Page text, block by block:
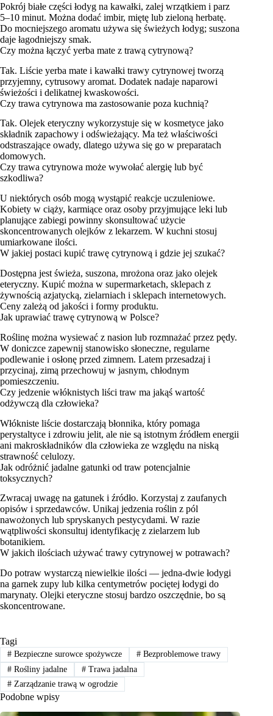
Pokrój białe części łodyg na kawałki, zalej wrzątkiem i parz
5–10 minut. Można dodać imbir, miętę lub zieloną herbatę.
Do mocniejszego aromatu używa się świeżych łodyg; suszona
daje łagodniejszy smak.
Czy można łączyć yerba mate z trawą cytrynową?
Tak. Liście yerba mate i kawałki trawy cytrynowej tworzą
przyjemny, cytrusowy aromat. Dodatek nadaje naparowi
świeżości i delikatnej kwaskowości.
Czy trawa cytrynowa ma zastosowanie poza kuchnią?
Tak. Olejek eteryczny wykorzystuje się w kosmetyce jako
składnik zapachowy i odświeżający. Ma też właściwości
odstraszające owady, dlatego używa się go w preparatach
domowych.
Czy trawa cytrynowa może wywołać alergię lub być
szkodliwa?
U niektórych osób mogą wystąpić reakcje uczuleniowe.
Kobiety w ciąży, karmiące oraz osoby przyjmujące leki lub
planujące zabiegi powinny skonsultować użycie
skoncentrowanych olejków z lekarzem. W kuchni stosuj
umiarkowane ilości.
W jakiej postaci kupić trawę cytrynową i gdzie jej szukać?
Dostępna jest świeża, suszona, mrożona oraz jako olejek
eteryczny. Kupić można w supermarketach, sklepach z
żywnością azjatycką, zielarniach i sklepach internetowych.
Ceny zależą od jakości i formy produktu.
Jak uprawiać trawę cytrynową w Polsce?
Roślinę można wysiewać z nasion lub rozmnażać przez pędy.
W doniczce zapewnij stanowisko słoneczne, regularne
podlewanie i osłonę przed zimnem. Latem przesadzaj i
przycinaj, zimą przechowuj w jasnym, chłodnym
pomieszczeniu.
Czy jedzenie włóknistych liści traw ma jakąś wartość
odżywczą dla człowieka?
Włókniste liście dostarczają błonnika, który pomaga
perystaltyce i zdrowiu jelit, ale nie są istotnym źródłem energii
ani makroskładników dla człowieka ze względu na niską
strawność celulozy.
Jak odróżnić jadalne gatunki od traw potencjalnie
toksycznych?
Zwracaj uwagę na gatunek i źródło. Korzystaj z zaufanych
opisów i sprzedawców. Unikaj jedzenia roślin z pól
nawożonych lub spryskanych pestycydami. W razie
wątpliwości skonsultuj identyfikację z zielarzem lub
botanikiem.
W jakich ilościach używać trawy cytrynowej w potrawach?
Do potraw wystarczą niewielkie ilości — jedna-dwie łodygi
na garnek zupy lub kilka centymetrów pociętej łodygi do
marynaty. Olejki eteryczne stosuj bardzo oszczędnie, bo są
skoncentrowane.
Tagi
#Bezpieczne surowce spożywcze #Bezproblemowe trawy
#Rośliny jadalne #Trawa jadalna
#Zarządzanie trawą w ogrodzie
Podobne wpisy